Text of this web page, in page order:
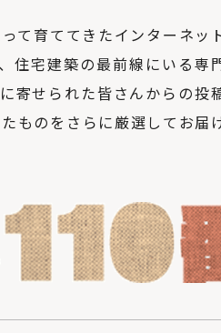
て育ててきたインターネッ
住宅建築の最前線にいる専
寄せられた皆さんからの投
ものをさらに厳選してお届
No.6
「つ
い、
憶を
ョンカ